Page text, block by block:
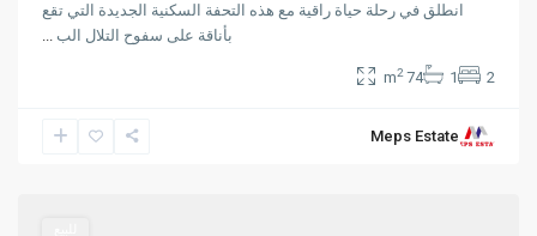
انطلق في رحلة حياة راقية مع هذه التحفة السكنية الجديدة التي تقع
بأناقة على سفوح التلال الب ...
2
1
74 m
2
Meps EstateAlsancak,